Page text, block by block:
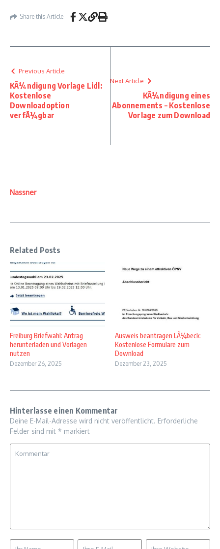
Share this Article
Previous Article
KÃ¼ndigung Vorlage Lidl:
Kostenlose
Downloadoption
verfÃ¼gbar
Next Article
KÃ¼ndigung eines
Abonnements – Kostenlose
Vorlage zum Download
Nassner
Related Posts
Freiburg Briefwahl: Antrag
herunterladen und Vorlagen
nutzen
Dezember 26, 2025
Ausweis beantragen LÃ¼beck:
Kostenlose Formulare zum
Download
Dezember 23, 2025
Hinterlasse einen Kommentar
Deine E-Mail-Adresse wird nicht veröffentlicht. Erforderliche
Felder sind mit * markiert